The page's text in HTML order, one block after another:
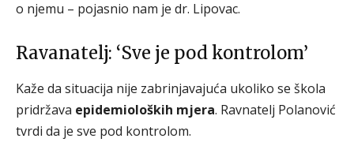
o njemu – pojasnio nam je dr. Lipovac.
Ravanatelj: ‘Sve je pod kontrolom’
Kaže da situacija nije zabrinjavajuća ukoliko se škola
pridržava epidemioloških mjera. Ravnatelj Polanović
tvrdi da je sve pod kontrolom.